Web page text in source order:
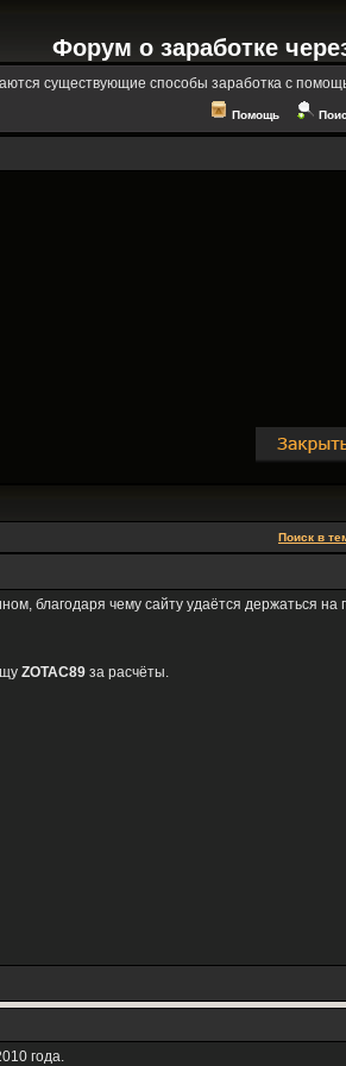
Форум о заработке
существующие способы заработка с
Помощь
Поиск в
благодаря чему сайту удаётся держаться на
ZOTAC89 за расчёты.
года.